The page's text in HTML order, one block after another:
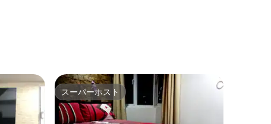
スーパーホスト
スーパーホスト